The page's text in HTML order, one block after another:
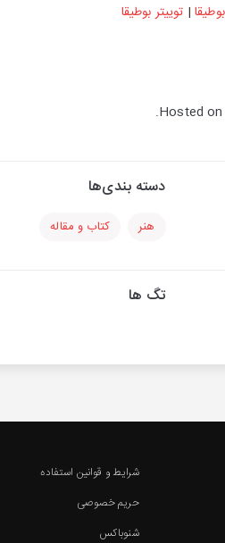
| توییتر بوطیقا
Hosted
دسته بندی‌ها
هنر کتاب و مقاله
تگ ها
شرایط و قوانین استفاده
حریم خصوصی
شنوباکس